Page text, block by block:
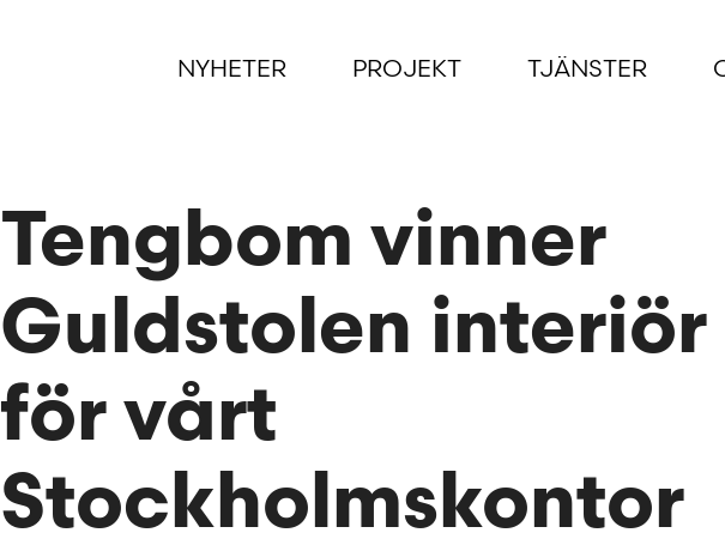
NYHETER PROJEKT TJÄNSTER
Tengbom vinner
Guldstolen interiör
för vårt
Stockholmskontor